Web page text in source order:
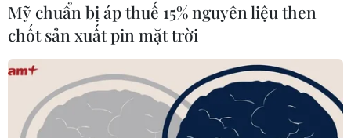
Xem thêm
Mỹ chuẩn bị áp thuế 15% nguyên liệu then
chốt sản xuất pin mặt trời